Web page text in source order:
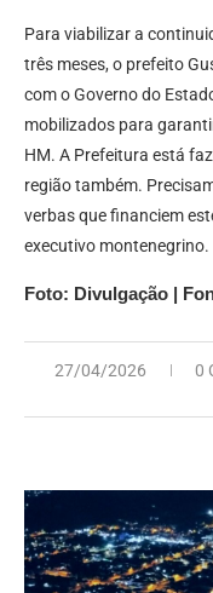
Para viabilizar a
três meses, o prefeito
com o Governo do
mobilizados para
HM. A Prefeitura está
região também.
verbas que financiem
executivo montenegrino.
Foto: Divulgação |
27/04/2026 0